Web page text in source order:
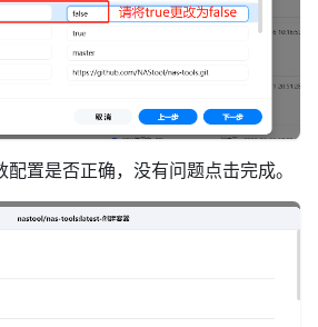
置是否正确，没有问题点击完成。